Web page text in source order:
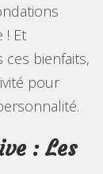
! Et
bienfaits,
pour
: Les